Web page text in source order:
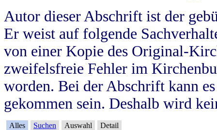
Autor dieser Abschrift ist der
Er weist auf folgende
von einer Kopie des Original-
zweifelsfreie Fehler im
worden. Bei der Abschrift kann
gekommen sein. Deshalb wird
Alles Suchen Auswahl Detail